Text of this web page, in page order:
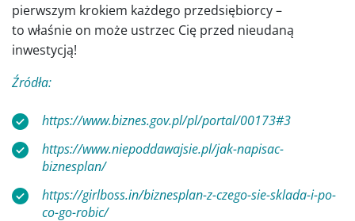
pierwszym krokiem każdego przedsiębiorcy –
to właśnie on może ustrzec Cię przed nieudaną
inwestycją!
Źródła:
https://www.biznes.gov.pl/pl/portal/00173#3
https://www.niepoddawajsie.pl/jak-napisac-
biznesplan/
https://girlboss.in/biznesplan-z-czego-sie-sklada-i-po-
co-go-robic/